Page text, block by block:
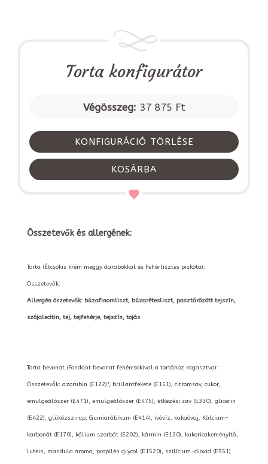
Torta konfigurátor
Végösszeg: 37 875 Ft
KONFIGURÁCIÓ TÖRLÉSE
KOSÁRBA
Összetevők és allergének:
Torta (Étcsokis krém meggy darabokkal és Fehérlisztes piskóta):
Összetevők:
Allergén öszetevők: búzafinomliszt, búzarétesliszt, pasztőrözött tejszín,
szójalecitin, tej, tejfehérje, tejszín, tojás
Torta bevonat (Fondant bevonat fehércsokival a tortához ragasztva):
Összetevők: azorubin (E122)*, brillantfekete (E151), citromsav, cukor,
emulgeálószer (E471), emulgeálószer (E475), étkezési sav (E330), glicerin
(E422), glükózszirup, Gumiarábikum (E414), ivóvíz, kakaóvaj, Kálcium-
karbonát (E170), kálium szorbát (E202), kármin (E120), kukoricakeményítő,
lutein, mandula aroma, propilén glycol (E1520), szilícium-dioxid (E551)